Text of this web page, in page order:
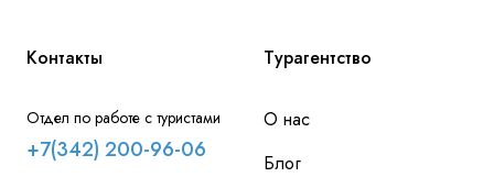
Контакты
Отдел по работе с туристами
+7(342) 200-96-06
Турагентство
О нас
Блог